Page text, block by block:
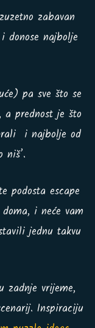
zabavan
donose najbolje
pa sve što se
prednost je što
i najbolje od
niš’.
podosta escape
i neće vam
jednu takvu
zadnje vrijeme,
Inspiraciju